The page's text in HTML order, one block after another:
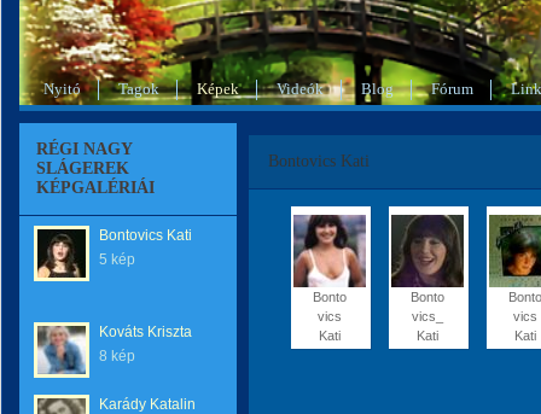
Nyitó Tagok Képek Videók Blog Fórum
RÉGI NAGY
SLÁGEREK
KÉPGALÉRIÁI
Bontovics Kati
5 kép
Kováts Kriszta
8 kép
Karády Katalin
Bontovics Kati
Bonto
vics
Kati
Bonto
vics_
Kati
Bonto
vics
Kati